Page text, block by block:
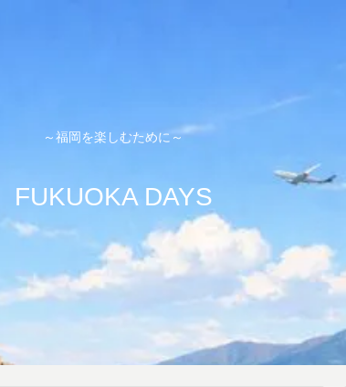
～福岡を楽しむために～
FUKUOKA DAYS